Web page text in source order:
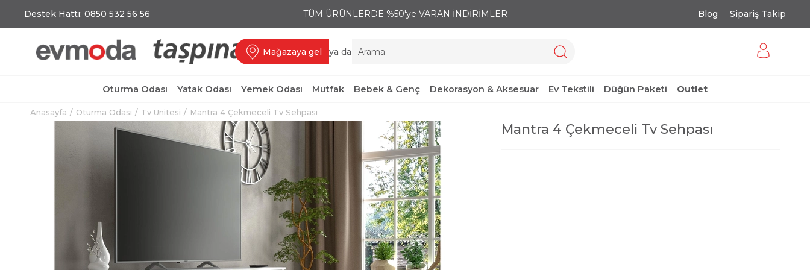
Destek Hattı: 0850 532 56 56 TÜM ÜRÜNLERDE %50'ye VARAN İNDİRİMLER Blog Sipariş Takip
Mağazaya gel ya da
Oturma Odası Yatak Odası Yemek Odası Mutfak Bebek & Genç Dekorasyon & Aksesuar Ev Tekstili Düğün Paketi Outlet
Anasayfa Oturma Odası Tv Ünitesi Mantra 4 Çekmeceli Tv Sehpası
Mantra 4 Çekmeceli Tv Sehpası